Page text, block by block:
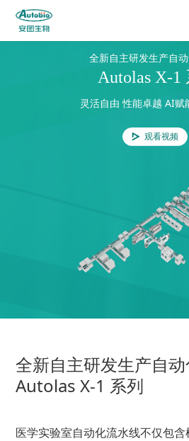
全新自主研发生产自
Autolas X-1
灵活自由 性能卓越 AI赋
观看视频
全新自主研发生产自
Autolas X-1 系列
医学实验室自动化流水线不仅包